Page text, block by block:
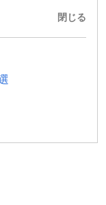
閉じる